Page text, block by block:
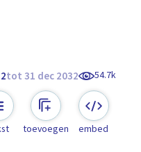
tot 31 dec 2032 54.7k
toevoegen embed